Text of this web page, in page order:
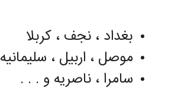
بغداد ، نجف ، کربلا
موصل ، اربیل ، سلیمانیه
سامرا ، ناصریه و . . .